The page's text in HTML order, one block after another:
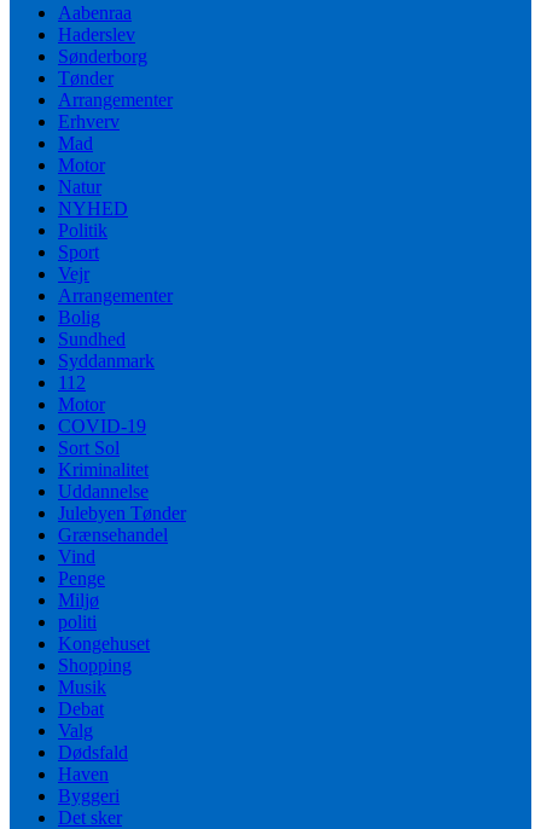
Aabenraa
Haderslev
Sønderborg
Tønder
Arrangementer
Erhverv
Mad
Motor
Natur
NYHED
Politik
Sport
Vejr
Arrangementer
Bolig
Sundhed
Syddanmark
112
Motor
COVID-19
Sort Sol
Kriminalitet
Uddannelse
Julebyen Tønder
Grænsehandel
Vind
Penge
Miljø
politi
Kongehuset
Shopping
Musik
Debat
Valg
Dødsfald
Haven
Byggeri
Det sker